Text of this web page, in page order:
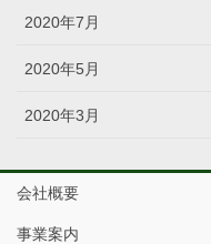
2020年7月
2020年5月
2020年3月
会社概要
事業案内